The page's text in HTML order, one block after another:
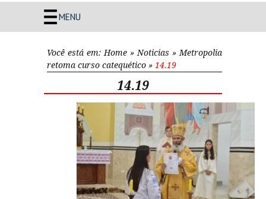
MENU
Você está em: Home » Noticias » Metropolia
retoma curso catequético » 14.19
14.19